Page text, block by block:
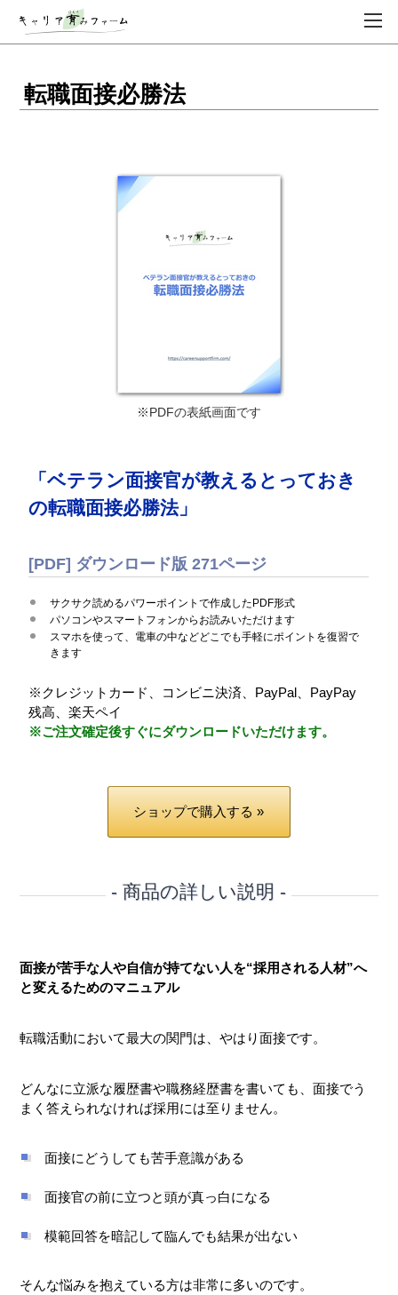
転職面接必勝法
※PDFの表紙画面です
「ベテラン面接官が教えるとっておき
の転職面接必勝法」
[PDF] ダウンロード版 271ページ
サクサク読めるパワーポイントで作成したPDF形式
パソコンやスマートフォンからお読みいただけます
スマホを使って、電車の中などどこでも手軽にポイントを復習で
きます
※クレジットカード、コンビニ決済、PayPal、PayPay
残高、楽天ペイ
※ご注文確定後すぐにダウンロードいただけます。
ショップで購入する »
- 商品の詳しい説明 -
面接が苦手な人や自信が持てない人を“採用される人材”へ
と変えるためのマニュアル
転職活動において最大の関門は、やはり面接です。
どんなに立派な履歴書や職務経歴書を書いても、面接でう
まく答えられなければ採用には至りません。
面接にどうしても苦手意識がある
面接官の前に立つと頭が真っ白になる
模範回答を暗記して臨んでも結果が出ない
そんな悩みを抱えている方は非常に多いのです。